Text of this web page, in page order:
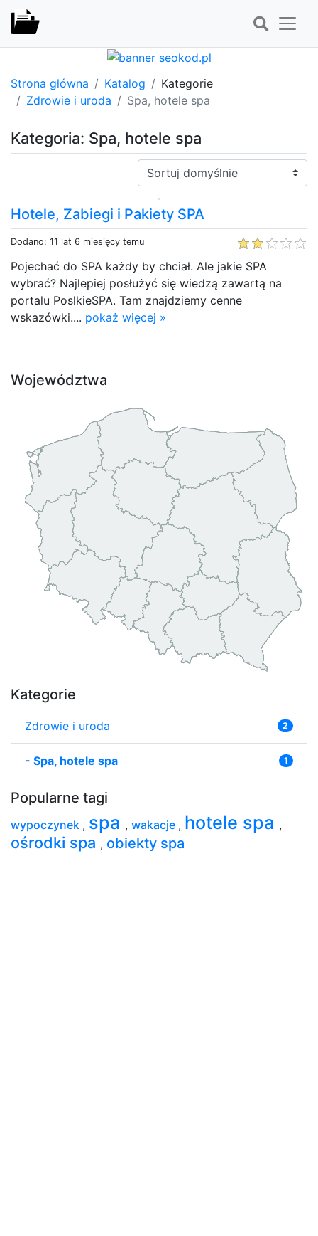
Strona główna Katalog
Kategorie
Zdrowie i uroda
Spa, hotele spa
Kategoria: Spa, hotele spa
Sortuj:
Hotele, Zabiegi i Pakiety SPA
Dodano: 11 lat 6 miesięcy temu
Pojechać do SPA każdy by chciał. Ale jakie SPA
wybrać? Najlepiej posłużyć się wiedzą zawartą na
portalu PoslkieSPA. Tam znajdziemy cenne
wskazówki.... pokaż więcej »
Województwa
Kategorie
Zdrowie i uroda 2
- Spa, hotele spa 1
Popularne tagi
wypoczynek , spa , wakacje , hotele spa ,
ośrodki spa , obiekty spa